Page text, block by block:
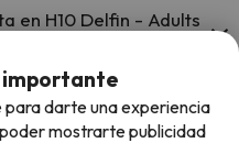
en H10 Delfin - Adults
mascotas.
- Adults Only?
importante
darte una experiencia
mostrarte publicidad